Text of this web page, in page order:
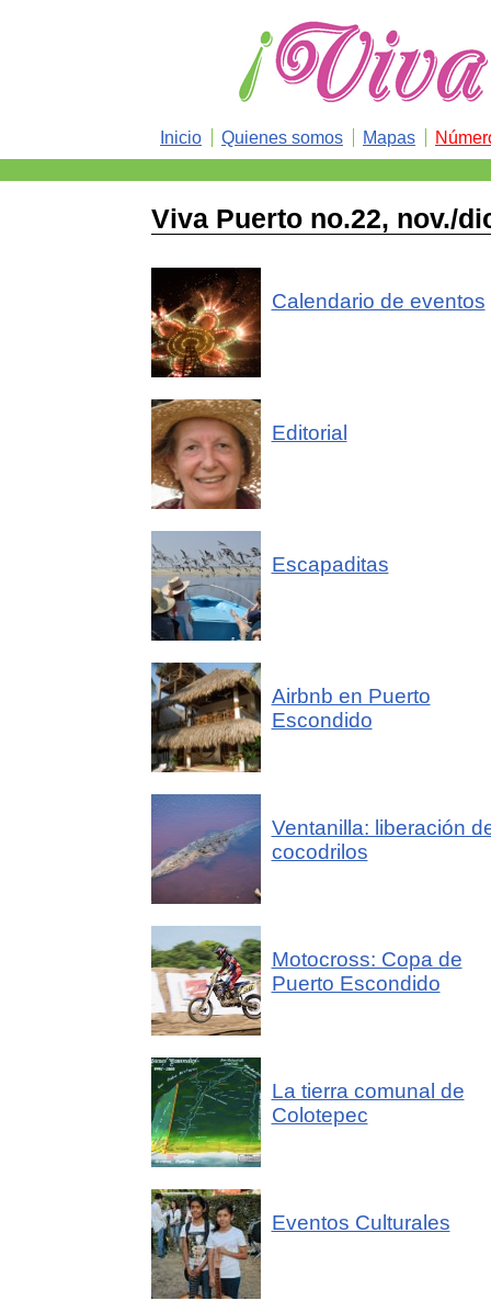
Inicio Quienes somos Mapas
Viva Puerto no.22, nov./
Calendario de eventos
Editorial
Escapaditas
Airbnb en Puerto
Escondido
Ventanilla: liberación
cocodrilos
Motocross: Copa de
Puerto Escondido
La tierra comunal de
Colotepec
Eventos Culturales